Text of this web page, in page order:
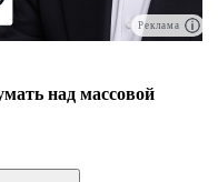
Реклама
над массовой